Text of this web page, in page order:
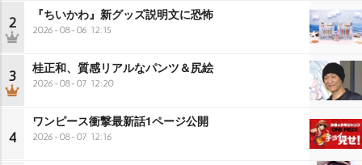
2 『ちいかわ』新グッズ説明文に恐怖
2026-08-06 12:15
3 桂正和、質感リアルなパンツ＆尻絵
2026-08-07 12:20
4
ワンピース衝撃最新話1ページ公開
2026-08-07 12:16